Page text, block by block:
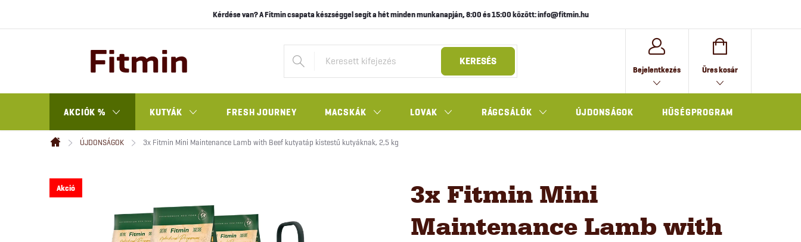
Kérdése van? A Fitmin csapata készséggel segít a hét minden munkanapján, 8:00 és 15:00 között: info@fitmin.hu
KERESÉS
Bejelentkezés KOSÁR
Üres kosár
AKCIÓK % KUTYÁK FRESH JOURNEY MACSKÁK LOVAK RÁGCSÁLÓK ÚJDONSÁGOK HŰSÉGPROGRAM
Kezdőlap
ÚJDONSÁGOK 3x Fitmin Mini Maintenance Lamb with Beef kutyatáp kistestű kutyáknak, 2,5 kg
Akció
3x Fitmin Mini
Maintenance Lamb with